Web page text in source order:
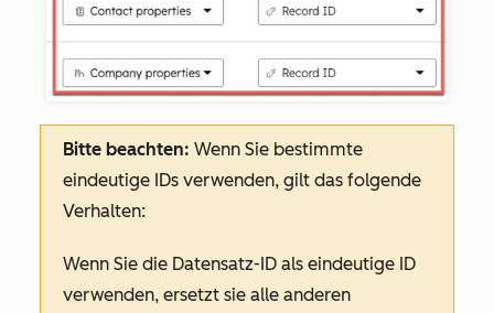
Bitte beachten: Wenn Sie bestimmte
eindeutige IDs verwenden, gilt das folgende
Verhalten:
Wenn Sie die Datensatz-ID als eindeutige ID
verwenden, ersetzt sie alle anderen